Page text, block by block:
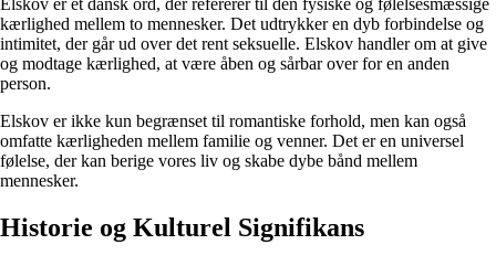
kærlighed mellem to mennesker. Det udtrykker en dyb forbindelse og
intimitet, der går ud over det rent seksuelle. Elskov handler om at give
og modtage kærlighed, at være åben og sårbar over for en anden
person.
Elskov er ikke kun begrænset til romantiske forhold, men kan også
omfatte kærligheden mellem familie og venner. Det er en universel
følelse, der kan berige vores liv og skabe dybe bånd mellem
mennesker.
Historie og Kulturel Signifikans